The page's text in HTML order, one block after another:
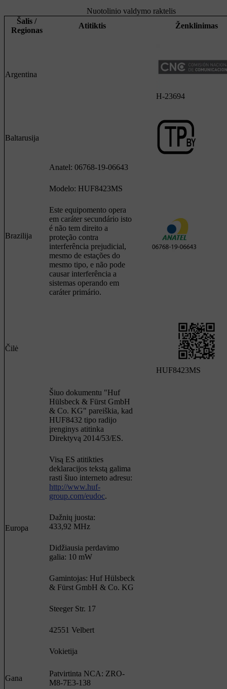
Nuotolinio valdymo raktelis
Šalis /
Regionas
Atitiktis Ženklinimas
Argentina
H-23694
Baltarusija
Brazilija
Anatel: 06768-19-06643
Modelo: HUF8423MS
Este equipomento opera
em caráter secundário isto
é não tem direito a
proteção contra
interferência prejudicial,
mesmo de estações do
mesmo tipo, e não pode
causar interferência a
sistemas operando em
caráter primário.
Čilė
HUF8423MS
Europa
Šiuo dokumentu "Huf
Hülsbeck & Fürst GmbH
& Co. KG" pareiškia, kad
HUF8432 tipo radijo
įrenginys atitinka
Direktyvą 2014/53/ES.
Visą ES atitikties
deklaracijos tekstą galima
rasti šiuo interneto adresu:
http://www.huf-
group.com/eudoc.
Dažnių juosta:
433,92 MHz
Didžiausia perdavimo
galia: 10 mW
Gamintojas: Huf Hülsbeck
& Fürst GmbH & Co. KG
Steeger Str. 17
42551 Velbert
Vokietija
Gana
Patvirtinta NCA: ZRO-
M8-7E3-138